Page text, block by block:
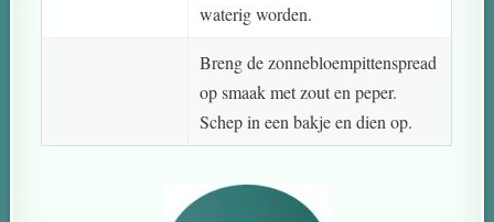
waterig worden.
Breng de zonnebloempittenspread
op smaak met zout en peper.
Schep in een bakje en dien op.